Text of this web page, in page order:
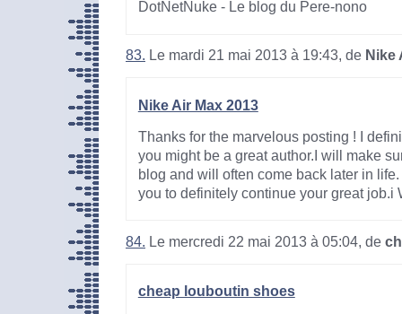
DotNetNuke - Le blog du Pere-nono
83. Le mardi 21 mai 2013 à 19:43, de Nike
Nike Air Max 2013
Thanks for the marvelous posting ! I
you might be a great author.I will make
blog and will often come back later in
you to definitely continue your great job.i
84. Le mercredi 22 mai 2013 à 05:04, de
cheap louboutin shoes